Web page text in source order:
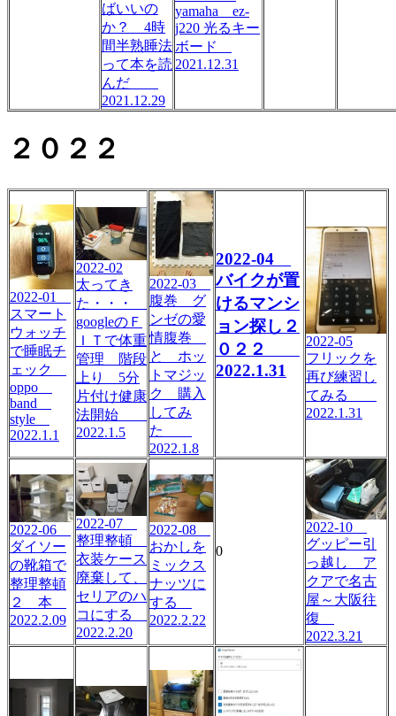
ばいいの
か？ 4時
間半熟睡法
って本を読
んだ
2021.12.29
yamaha ez-
j220 光るキー
ボード
2021.12.31
２０２２
2022-01
スマート
ウォッチ
で睡眠チ
ェック
oppo
band
style
2022.1.1
2022-02
太ってき
た・・・
googleのＦ
ＩＴで体重
管理 階段
上り 5分
片付け健康
法開始
2022.1.5
2022-03
腹巻 グ
ンゼの愛
情腹巻
と ホッ
トマジッ
ク 購入
してみ
た
2022.1.8
2022-04
バイクが置
けるマンシ
ョン探し２
０２２
2022.1.31
2022-05
フリックを
再び練習し
てみる
2022.1.31
2022-06
ダイソー
の靴箱で
整理整頓
２ 本
2022.2.09
2022-07
整理整頓
衣装ケース
廃棄して、
セリアのハ
コにする
2022.2.20
2022-08
おかしを
ミックス
ナッツに
する
2022.2.22
0
2022-10
グッピー引
っ越し ア
クアで名古
屋～大阪往
復
2022.3.21